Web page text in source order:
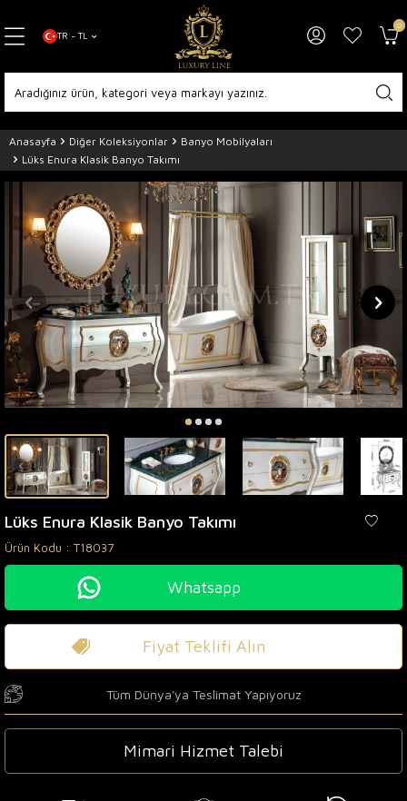
TR − TL
0
Anasayfa Diğer Koleksiyonlar
Banyo Mobilyaları
Lüks Enura Klasik Banyo Takımı
Lüks Enura Klasik Banyo Takımı
Ürün Kodu : T18037
Whatsapp
Fiyat Teklifi Alın
Tüm Dünya'ya Teslimat Yapıyoruz
Mimari Hizmet Talebi